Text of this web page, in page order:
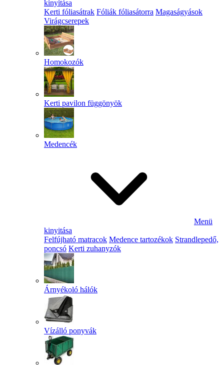
kinyitása
Kerti fóliasátrak Fóliák fóliasátorra Magaságyások
Virágcserepek
Homokozók
Kerti pavilon függönyök
Medencék
Menü
kinyitása
Felfújható matracok Medence tartozékok Strandlepedő,
poncsó Kerti zuhanyzók
Árnyékoló hálók
Vízálló ponyvák